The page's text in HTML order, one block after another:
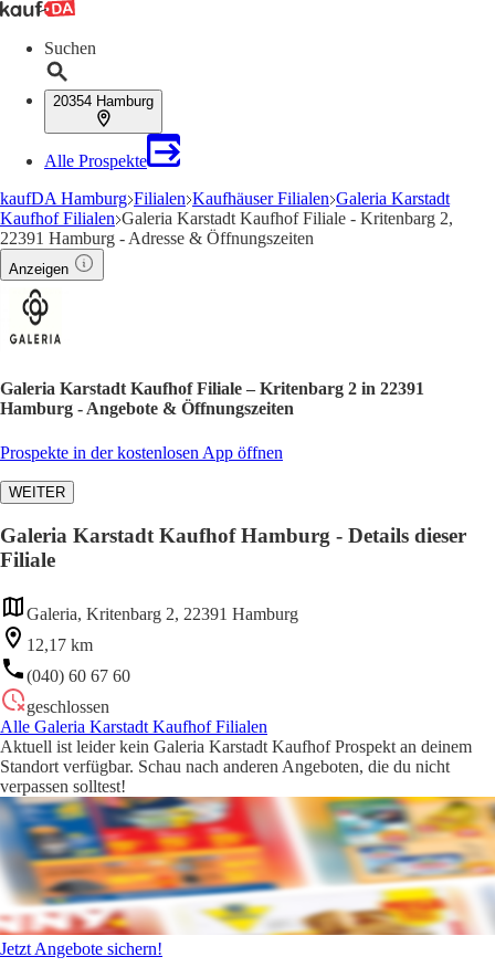
Suchen
20354 Hamburg
Alle Prospekte
kaufDA Hamburg Filialen Kaufhäuser Filialen Galeria Karstadt
Kaufhof Filialen Galeria Karstadt Kaufhof Filiale - Kritenbarg 2,
22391 Hamburg - Adresse & Öffnungszeiten
Anzeigen
Galeria Karstadt Kaufhof Filiale – Kritenbarg 2 in 22391
Hamburg - Angebote & Öffnungszeiten
Prospekte in der kostenlosen App öffnen
WEITER
Galeria Karstadt Kaufhof Hamburg - Details dieser
Filiale
Galeria, Kritenbarg 2, 22391 Hamburg
12,17 km
(040) 60 67 60
geschlossen
Alle Galeria Karstadt Kaufhof Filialen
Aktuell ist leider kein Galeria Karstadt Kaufhof Prospekt an deinem
Standort verfügbar. Schau nach anderen Angeboten, die du nicht
verpassen solltest!
Jetzt Angebote sichern!